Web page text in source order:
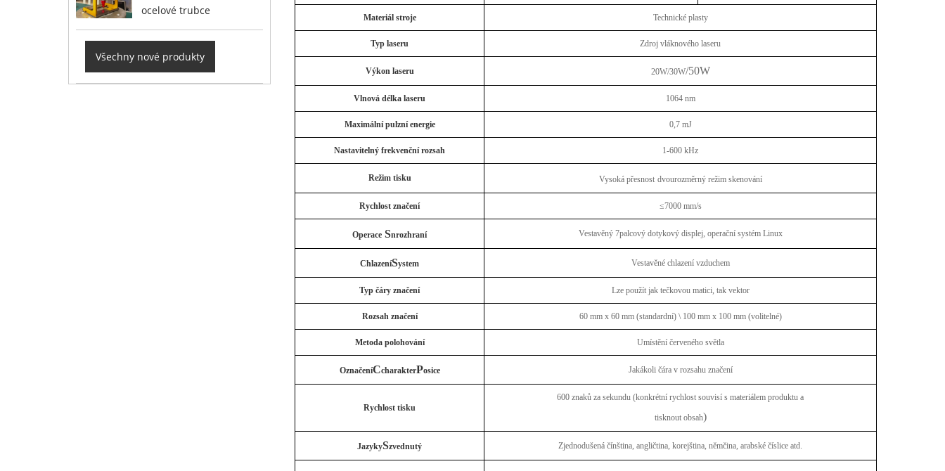
ocelové trubce
Všechny nové produkty
Materiál stroje Technické plasty
Typ laseru Zdroj vláknového laseru
Výkon laseru 20W/30W/50W
Vlnová délka laseru 1064 nm
Maximální pulzní energie 0,7 mJ
Nastavitelný frekvenční rozsah 1-600 kHz
Režim tisku Vysoká přesnost dvourozměrný režim skenování
Rychlost značení ≤7000 mm/s
Operace Snrozhraní Vestavěný 7palcový dotykový displej, operační systém Linux
ChlazeníSystem Vestavěné chlazení vzduchem
Typ čáry značení Lze použít jak tečkovou matici, tak vektor
Rozsah značení 60 mm x 60 mm (standardní) \ 100 mm x 100 mm (volitelné)
Metoda polohování Umístění červeného světla
OznačeníCcharakterPosice Jakákoli čára v rozsahu značení
Rychlost tisku
600 znaků za sekundu (konkrétní rychlost souvisí s materiálem produktu a
tisknout obsah)
JazykySzvednutý Zjednodušená čínština, angličtina, korejština, němčina, arabské číslice atd.